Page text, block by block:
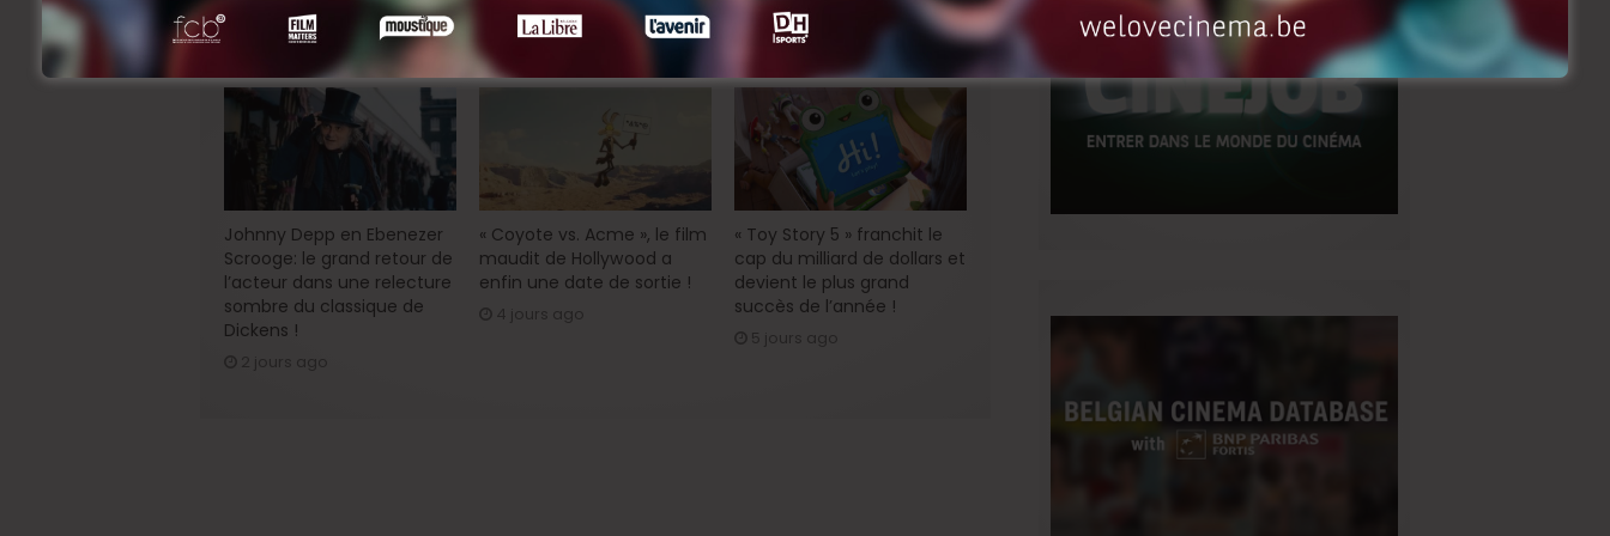
Related Articles
Johnny Depp en Ebenezer
Scrooge: le grand retour de
l’acteur dans une relecture
sombre du classique de
Dickens !
2 jours ago
« Coyote vs. Acme », le film
maudit de Hollywood a
enfin une date de sortie !
4 jours ago
« Toy Story 5 » franchit le
cap du milliard de dollars et
devient le plus grand
succès de l’année !
5 jours ago